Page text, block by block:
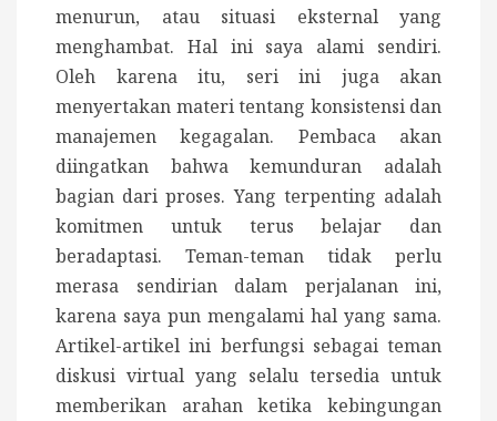
menurun, atau situasi eksternal yang
menghambat. Hal ini saya alami sendiri.
Oleh karena itu, seri ini juga akan
menyertakan materi tentang konsistensi dan
manajemen kegagalan. Pembaca akan
diingatkan bahwa kemunduran adalah
bagian dari proses. Yang terpenting adalah
komitmen untuk terus belajar dan
beradaptasi. Teman-teman tidak perlu
merasa sendirian dalam perjalanan ini,
karena saya pun mengalami hal yang sama.
Artikel-artikel ini berfungsi sebagai teman
diskusi virtual yang selalu tersedia untuk
memberikan arahan ketika kebingungan